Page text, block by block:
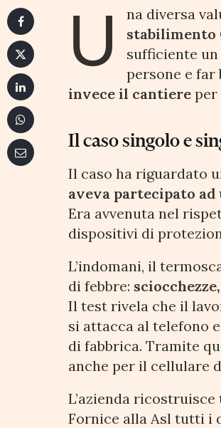
U na diversa
stabilimento
sufficiente un
persone e far
invece il cantiere per
Il caso singolo e
Il caso ha riguardato
aveva partecipato
Era avvenuta nel
dispositivi di
L’indomani, il
di febbre:
Il test rivela che il
si attacca al telefono
di fabbrica. Tramite
anche per il cellulare
L’azienda
Fornice alla Asl tutti i